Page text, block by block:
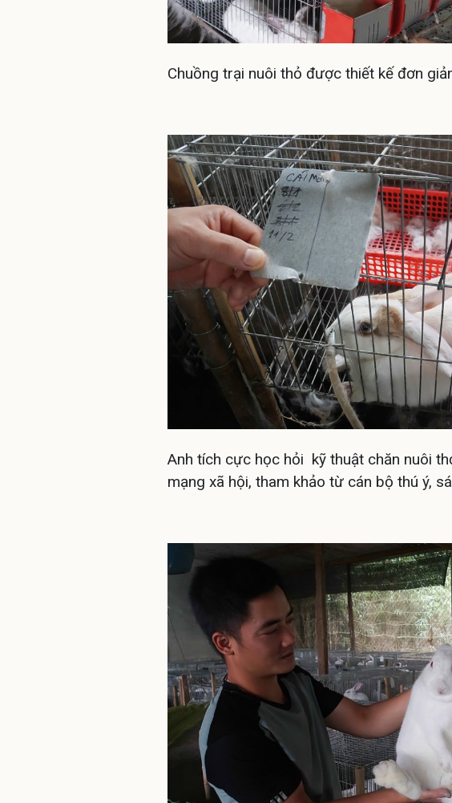
Chuồng trại nuôi thỏ được thiết kế đơn
Anh tích cực học hỏi kỹ thuật chăn nuôi
mạng xã hội, tham khảo từ cán bộ thú ý,